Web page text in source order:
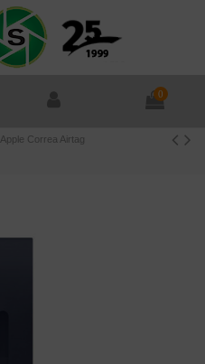
0
Apple Correa Airtag